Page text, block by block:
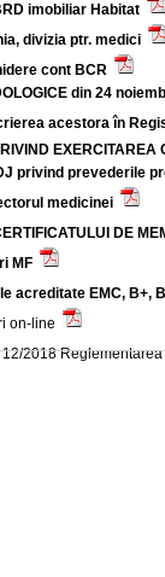
imobiliar Habitat
divizia ptr. medici
cont BCR
din 24
acestora în
EXERCITAREA
privind prevederile
medicinei
DE
MF
acreditate EMC, B+,
on-line
12/2018